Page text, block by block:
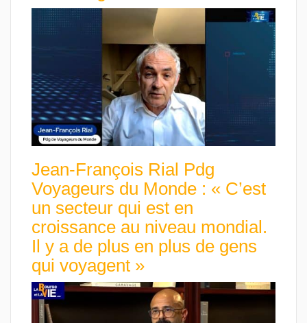
Jean-François Rial Pdg
Voyageurs du Monde : « C’est
un secteur qui est en
croissance au niveau mondial.
Il y a de plus en plus de gens
qui voyagent »